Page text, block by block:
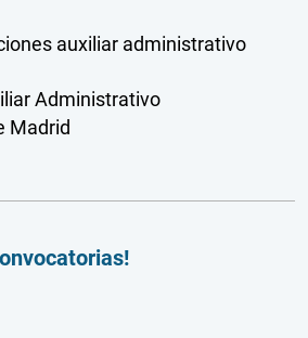
auxiliar administrativo
Administrativo
Madrid